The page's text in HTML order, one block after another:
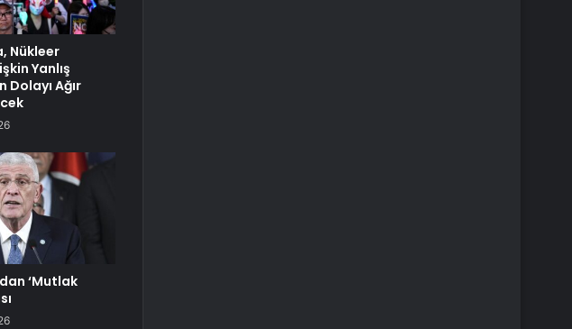
Nükleer
Yanlış
Dolayı Ağır
‘Mutlak